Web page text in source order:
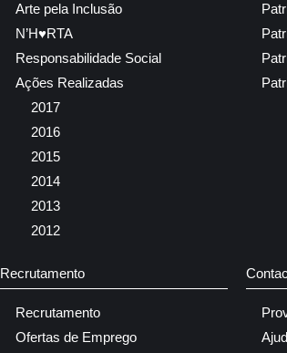
Arte pela Inclusão
N’H♥RTA
Responsabilidade Social
Ações Realizadas
2017
2016
2015
2014
2013
2012
Recrutamento
Recrutamento
Ofertas de Emprego